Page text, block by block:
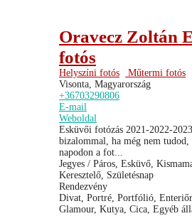
Oravecz Zoltán
fotós
Helyszíni fotós
Műtermi fotós
Visonta, Magyarország
+36703290806
E-mail
Weboldal
Esküvői fotózás 2021-2022-
bizalommal, ha még nem
napodon a fot...
Jegyes / Páros, Esküvő,
Keresztelő, Születésnap
Rendezvény
Divat, Portré, Portfólió,
Glamour, Kutya, Cica, Egyéb